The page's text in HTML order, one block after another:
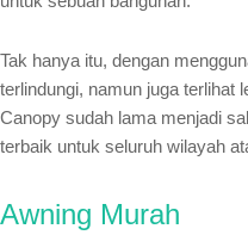
Tak hanya itu, dengan
terlindungi, namun juga terlihat
Canopy sudah lama menjadi
terbaik untuk seluruh wilayah
Awning Murah